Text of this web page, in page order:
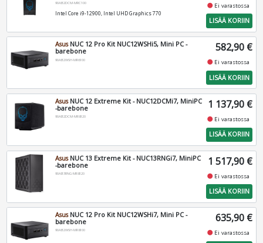
90AB2DCM-MRC100
Intel Core i9-12900, Intel UHD Graphics 770
fiber_manual_record Ei varastossa
LISÄÄ KORIIN
AsusNUC 12 Pro Kit NUC12WSHi5, Mini PC -
barebone
90AB2WSH-MR6100
582,90 €
fiber_manual_record Ei varastossa
LISÄÄ KORIIN
AsusNUC 12 Extreme Kit - NUC12DCMi7, MiniPC
-barebone
90AB2DCM-MR8120
1 137,90 €
fiber_manual_record Ei varastossa
LISÄÄ KORIIN
AsusNUC 13 Extreme Kit - NUC13RNGi7, MiniPC
-barebone
90AB3RNG-MR8120
1 517,90 €
fiber_manual_record Ei varastossa
LISÄÄ KORIIN
AsusNUC 12 Pro Kit NUC12WSHi7, Mini PC -
barebone
90AB2WSH-MR8100
635,90 €
fiber_manual_record Ei varastossa